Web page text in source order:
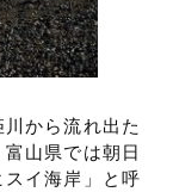
から流れ出た
山県では朝日
イ海岸」と呼